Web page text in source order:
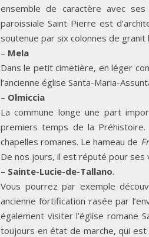
ensemble de caractère avec
paroissiale Saint Pierre est
soutenue par six colonnes de
– Mela
Dans le petit cimetière, en léger
l’ancienne église Santa-Maria-
– Olmiccia
La commune longe une part
premiers temps de la
chapelles romanes. Le hameau de
De nos jours, il est réputé pour ses
– Sainte-Lucie-de-Tallano.
Vous pourrez par exemple
ancienne fortification rasée par
également visiter l’église romane
toujours en état de marche, qui